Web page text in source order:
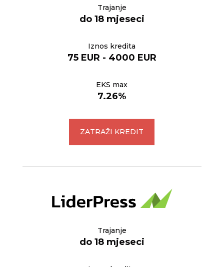
Trajanje
do 18 mjeseci
Iznos kredita
75 EUR - 4000 EUR
EKS max
7.26%
ZATRAŽI KREDIT
Trajanje
do 18 mjeseci